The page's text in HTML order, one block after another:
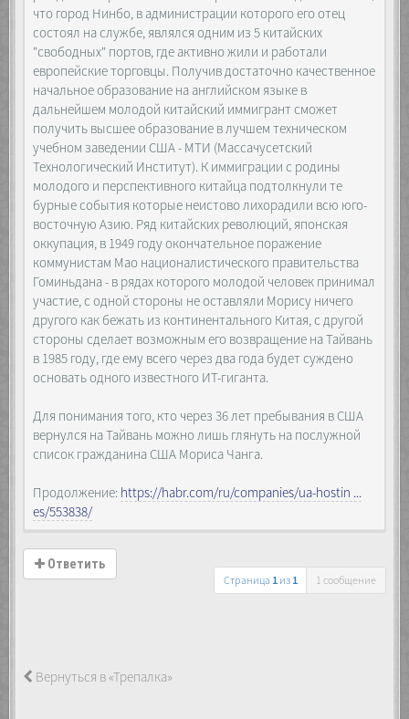
что город Нинбо, в администрации которого его отец
состоял на службе, являлся одним из 5 китайских
"свободных" портов, где активно жили и работали
европейские торговцы. Получив достаточно качественное
начальное образование на английском языке в
дальнейшем молодой китайский иммигрант сможет
получить высшее образование в лучшем техническом
учебном заведении США - МТИ (Массачусетский
Технологический Институт). К иммиграции с родины
молодого и перспективного китайца подтолкнули те
бурные события которые неистово лихорадили всю юго-
восточную Азию. Ряд китайских революций, японская
оккупация, в 1949 году окончательное поражение
коммунистам Мао националистического правительства
Гоминьдана - в рядах которого молодой человек принимал
участие, с одной стороны не оставляли Морису ничего
другого как бежать из континентального Китая, с другой
стороны сделает возможным его возвращение на Тайвань
в 1985 году, где ему всего через два года будет суждено
основать одного известного ИТ-гиганта.
Для понимания того, кто через 36 лет пребывания в США
вернулся на Тайвань можно лишь глянуть на послужной
список гражданина США Мориса Чанга.
Продолжение: https://habr.com/ru/companies/ua-hostin ...
es/553838/
Ответить
Страница 1из 1 1 сообщение
Вернуться в «Трепалка»